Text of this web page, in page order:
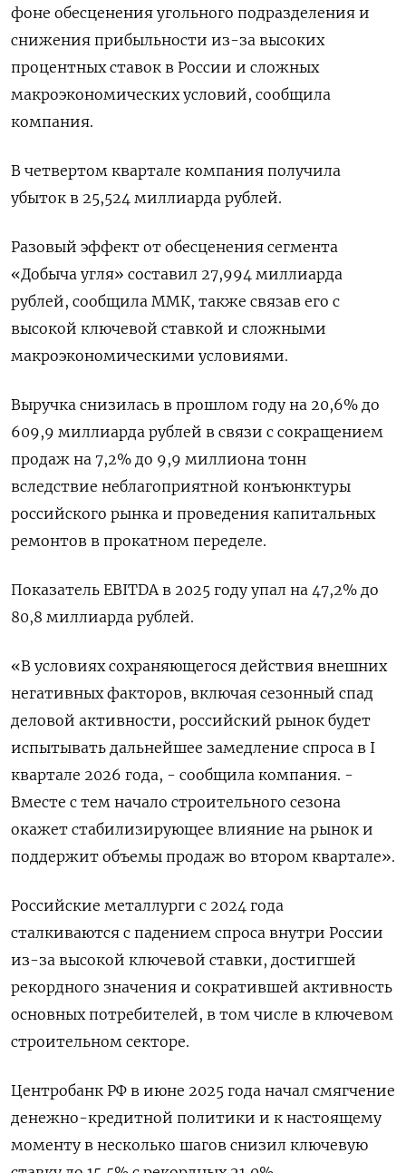
фоне обесценения угольного ‌подразделения и
снижения прибыльности из-за высоких
процентных ставок в России и сложных
макроэкономических условий, сообщила
компания.
В четвертом квартале компания получила
убыток в ​25,524 миллиарда рублей.
Разовый эффект от ​обесценения сегмента
«Добыча ​угля» составил 27,994 ⁠миллиарда
рублей, сообщила ММК, также связав его с
‌высокой ключевой ставкой и сложными
‌макроэкономическими условиями.
Выручка снизилась в прошлом году на 20,6% до
609,9 миллиарда рублей ​в связи с сокращением
продаж на 7,2% до ‌9,9 миллиона тонн
вследствие неблагоприятной конъюнктуры
российского рынка и проведения капитальных ​
ремонтов в прокатном переделе.
Показатель EBITDA в 2025 году упал ‌на 47,2% до
80,8 миллиарда рублей.
«В условиях сохраняющегося действия внешних
негативных факторов, включая сезонный спад
деловой активности, российский рынок ​будет
испытывать дальнейшее ​замедление спроса ‌в I
квартале 2026 года, - сообщила компания. -
Вместе с тем начало строительного ​сезона
окажет стабилизирующее влияние на рынок и
поддержит объемы продаж во втором квартале».
Российские металлурги с 2024 года
сталкиваются с падением спроса внутри России
из-за высокой ключевой ставки, достигшей
рекордного значения и сократившей активность
основных потребителей, в том числе в ключевом
строительном секторе.
Центробанк ​РФ в июне 2025 ⁠года начал смягчение
денежно-кредитной политики и к настоящему
моменту в несколько шагов снизил ключевую